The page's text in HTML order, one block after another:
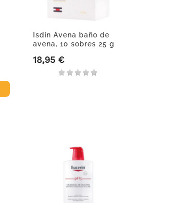
Isdin Avena baño de
avena, 10 sobres 25 g
Precio
18,95 €